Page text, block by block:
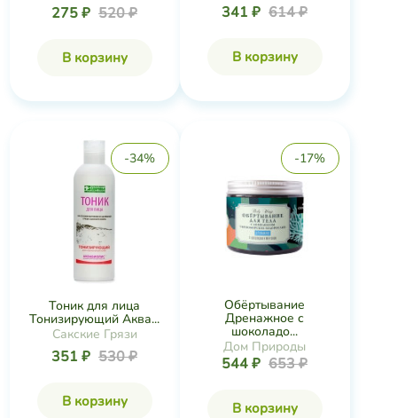
275 ₽ 520 ₽
В корзину
341 ₽ 614 ₽
В корзину
-34%
Тоник для лица
Тонизирующий Аква...
Сакские Грязи
351 ₽ 530 ₽
В корзину
-17%
Обёртывание
Дренажное с
шоколадо...
Дом Природы
544 ₽ 653 ₽
В корзину